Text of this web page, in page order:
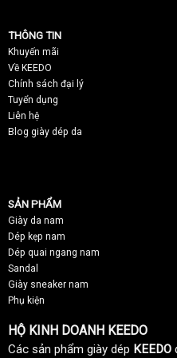
THÔNG TIN
Khuyến mãi
Về KEEDO
Chính sách đại lý
Tuyển dụng
Liên hệ
Blog giày dép da
SẢN PHẨM
Giày da nam
Dép kẹp nam
Dép quai ngang nam
Sandal
Giày sneaker nam
Phụ kiện
HỘ KINH DOANH KEEDO
Các sản phẩm giày dép KEEDO